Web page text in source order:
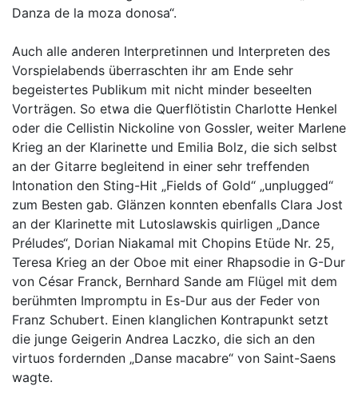
Danza de la moza donosa“.
Auch alle anderen Interpretinnen und Interpreten des
Vorspielabends überraschten ihr am Ende sehr
begeistertes Publikum mit nicht minder beseelten
Vorträgen. So etwa die Querflötistin Charlotte Henkel
oder die Cellistin Nickoline von Gossler, weiter Marlene
Krieg an der Klarinette und Emilia Bolz, die sich selbst
an der Gitarre begleitend in einer sehr treffenden
Intonation den Sting-Hit „Fields of Gold“ „unplugged“
zum Besten gab. Glänzen konnten ebenfalls Clara Jost
an der Klarinette mit Lutoslawskis quirligen „Dance
Préludes“, Dorian Niakamal mit Chopins Etüde Nr. 25,
Teresa Krieg an der Oboe mit einer Rhapsodie in G-Dur
von César Franck, Bernhard Sande am Flügel mit dem
berühmten Impromptu in Es-Dur aus der Feder von
Franz Schubert. Einen klanglichen Kontrapunkt setzt
die junge Geigerin Andrea Laczko, die sich an den
virtuos fordernden „Danse macabre“ von Saint-Saens
wagte.